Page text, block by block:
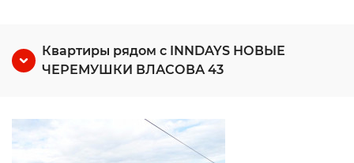
Квартиры рядом с INNDAYS НОВЫЕ
ЧЕРЕМУШКИ ВЛАСОВА 43